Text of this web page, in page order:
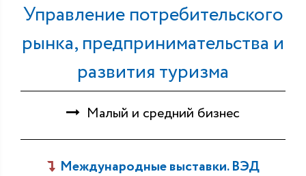
Управление потребительского
рынка, предпринимательства и
развития туризма
Малый и средний бизнес
Международные выставки. ВЭД